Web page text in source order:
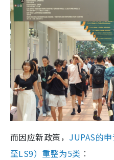
而因应新政策， JUPAS的
至LS9）重整为5类 ︰